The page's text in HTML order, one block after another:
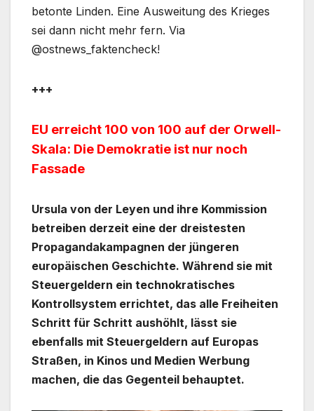
betonte Linden. Eine Ausweitung des Krieges
sei dann nicht mehr fern. Via
@ostnews_faktencheck!
+++
EU erreicht 100 von 100 auf der Orwell-
Skala: Die Demokratie ist nur noch
Fassade
Ursula von der Leyen und ihre Kommission
betreiben derzeit eine der dreistesten
Propagandakampagnen der jüngeren
europäischen Geschichte. Während sie mit
Steuergeldern ein technokratisches
Kontrollsystem errichtet, das alle Freiheiten
Schritt für Schritt aushöhlt, lässt sie
ebenfalls mit Steuergeldern auf Europas
Straßen, in Kinos und Medien Werbung
machen, die das Gegenteil behauptet.